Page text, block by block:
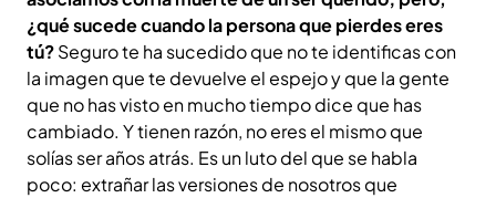
¿qué sucede cuando la persona que pierdes eres
tú?Seguro te ha sucedido que no te identificas con
la imagen que te devuelve el espejo y que la gente
que no has visto en mucho tiempo dice que has
cambiado. Y tienen razón, no eres el mismo que
solías ser años atrás. Es un luto del que se habla
poco: extrañar las versiones de nosotros que